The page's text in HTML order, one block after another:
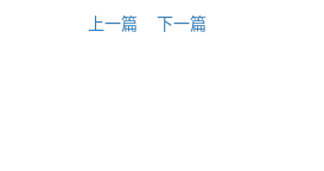
上一篇 下一篇